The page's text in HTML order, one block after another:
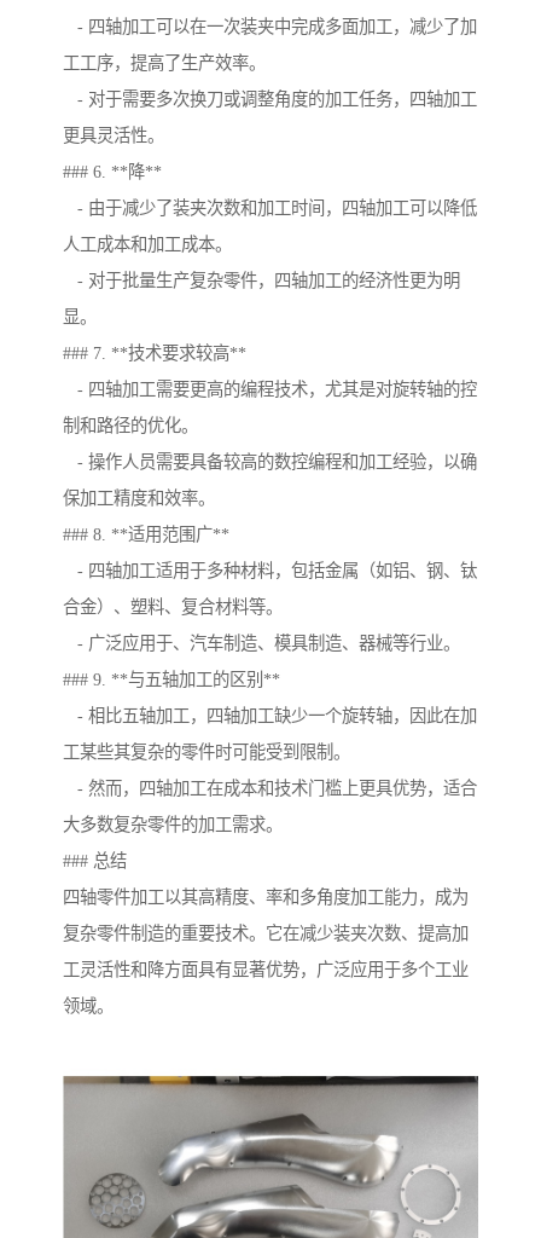
- 四轴加工可以在一次装夹中完成多面加工，减少了加
工工序，提高了生产效率。
- 对于需要多次换刀或调整角度的加工任务，四轴加工
更具灵活性。
### 6. **降**
- 由于减少了装夹次数和加工时间，四轴加工可以降低
人工成本和加工成本。
- 对于批量生产复杂零件，四轴加工的经济性更为明
显。
### 7. **技术要求较高**
- 四轴加工需要更高的编程技术，尤其是对旋转轴的控
制和路径的优化。
- 操作人员需要具备较高的数控编程和加工经验，以确
保加工精度和效率。
### 8. **适用范围广**
- 四轴加工适用于多种材料，包括金属（如铝、钢、钛
合金）、塑料、复合材料等。
- 广泛应用于、汽车制造、模具制造、器械等行业。
### 9. **与五轴加工的区别**
- 相比五轴加工，四轴加工缺少一个旋转轴，因此在加
工某些其复杂的零件时可能受到限制。
- 然而，四轴加工在成本和技术门槛上更具优势，适合
大多数复杂零件的加工需求。
### 总结
四轴零件加工以其高精度、率和多角度加工能力，成为
复杂零件制造的重要技术。它在减少装夹次数、提高加
工灵活性和降方面具有显著优势，广泛应用于多个工业
领域。